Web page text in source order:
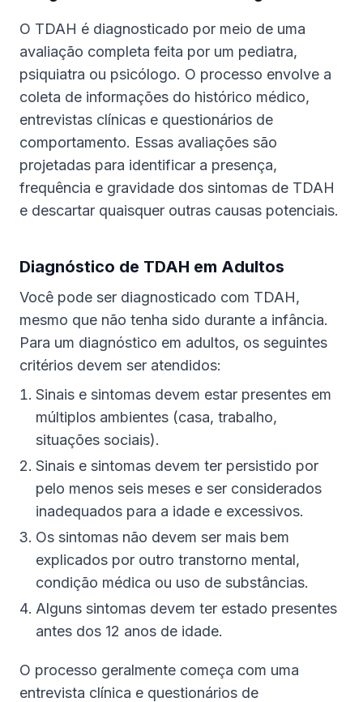
O TDAH é diagnosticado por meio de uma
avaliação completa feita por um pediatra,
psiquiatra ou psicólogo. O processo envolve a
coleta de informações do histórico médico,
entrevistas clínicas e questionários de
comportamento. Essas avaliações são
projetadas para identificar a presença,
frequência e gravidade dos sintomas de TDAH
e descartar quaisquer outras causas potenciais.
Diagnóstico de TDAH em Adultos
Você pode ser diagnosticado com TDAH,
mesmo que não tenha sido durante a infância.
Para um diagnóstico em adultos, os seguintes
critérios devem ser atendidos:
Sinais e sintomas devem estar presentes em
múltiplos ambientes (casa, trabalho,
situações sociais).
Sinais e sintomas devem ter persistido por
pelo menos seis meses e ser considerados
inadequados para a idade e excessivos.
Os sintomas não devem ser mais bem
explicados por outro transtorno mental,
condição médica ou uso de substâncias.
Alguns sintomas devem ter estado presentes
antes dos 12 anos de idade.
O processo geralmente começa com uma
entrevista clínica e questionários de